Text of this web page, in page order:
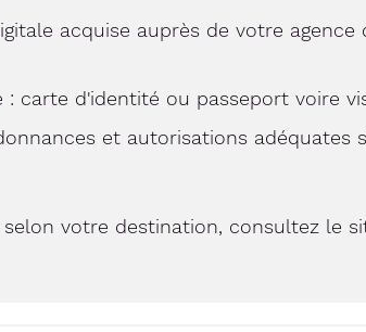
acquise auprès de votre agence
carte d'identité ou passeport voire
et autorisations adéquates
votre destination, consultez le